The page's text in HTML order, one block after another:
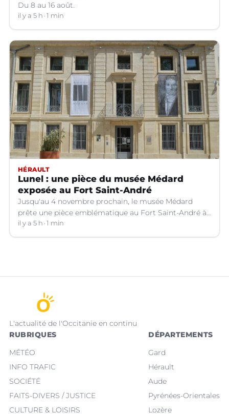
Du 8 au 16 août.
il y a 5 h 1 min
HÉRAULT
Lunel : une pièce du musée Médard
exposée au Fort Saint-André
Jusqu'au 4 novembre prochain, le musée Médard
prête une pièce emblématique au Fort Saint-André à
Villeneuve-lez-Avignon (Gard).
il y a 5 h 1 min
L'actualité de l'Occitanie en continu
RUBRIQUES
MÉTÉO
INFO TRAFIC
SOCIÉTÉ
FAITS-DIVERS / JUSTICE
CULTURE & LOISIRS
DÉPARTEMENTS
Gard
Hérault
Aude
Pyrénées-Orientales
Lozère